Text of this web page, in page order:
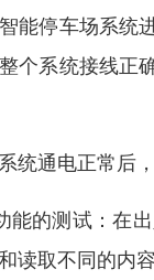
能停车场系统
个系统接线正
统通电正常后
能的测试：在
读取不同的内容